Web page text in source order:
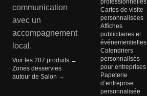
communication
avec un
accompagnement
local.
Voir les 207 produits →
Zones desservies
autour de Salon →
professionnelles
Cartes de visite
personnalisées
Affiches
publicitaires et
événementielles
Calendriers
personnalisés
pour entreprises
Papeterie
d’entreprise
personnalisée